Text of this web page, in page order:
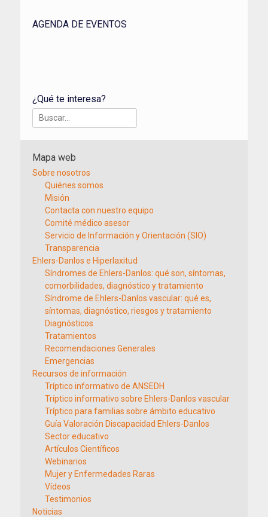
AGENDA DE EVENTOS
¿Qué te interesa?
Buscar:
Mapa web
Sobre nosotros
Quiénes somos
Misión
Contacta con nuestro equipo
Comité médico asesor
Servicio de Información y Orientación (SIO)
Transparencia
Ehlers-Danlos e Hiperlaxitud
Síndromes de Ehlers-Danlos: qué son, síntomas,
comorbilidades, diagnóstico y tratamiento
Síndrome de Ehlers-Danlos vascular: qué es,
síntomas, diagnóstico, riesgos y tratamiento
Diagnósticos
Tratamientos
Recomendaciones Generales
Emergencias
Recursos de información
Tríptico informativo de ANSEDH
Tríptico informativo sobre Ehlers-Danlos vascular
Tríptico para familias sobre ámbito educativo
Guía Valoración Discapacidad Ehlers-Danlos
Sector educativo
Artículos Científicos
Webinarios
Mujer y Enfermedades Raras
Vídeos
Testimonios
Noticias